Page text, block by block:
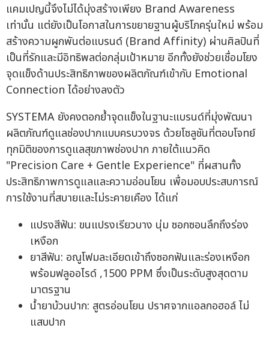
แคมเปญนี้จึงไม่ได้มุ่งสร้างเพียง Brand Awareness
เท่านั้น แต่ยังเป็นโอกาสในการขยายฐานผู้บริโภครุ่นใหม่ พร้อม
สร้างความผูกพันต่อแบรนด์ (Brand Affinity) ผ่านศิลปินที่
เป็นที่รักและมีอิทธิพลต่อกลุ่มเป้าหมาย อีกทั้งยังช่วยเชื่อมโยง
จุดแข็งด้านประสิทธิภาพของผลิตภัณฑ์เข้ากับ Emotional
Connection ได้อย่างลงตัว
SYSTEMA ยังคงตอกย้ำจุดแข็งในฐานะแบรนด์ที่มุ่งพัฒนา
ผลิตภัณฑ์ดูแลช่องปากแบบครบวงจร ด้วยโซลูชันที่ตอบโจทย์
ทุกมิติของการดูแลสุขภาพช่องปาก ภายใต้แนวคิด
"Precision Care + Gentle Experience" ที่ผสานทั้ง
ประสิทธิภาพการดูแลและความอ่อนโยน เพื่อมอบประสบการณ์
การใช้งานที่สบายและไม่ระคายเคือง ได้แก่
แปรงสีฟัน: ขนแปรงเรียวบาง นุ่ม ซอกซอนลึกถึงร่อง
เหงือก
ยาสีฟัน: อณูโฟมละเอียดเข้าถึงซอกฟันและร่องเหงือก
พร้อมฟลูออไรด์ ,1500 PPM ซึ่งเป็นระดับสูงสุดตาม
มาตรฐาน
น้ำยาบ้วนปาก: สูตรอ่อนโยน ปราศจากแอลกอฮอล์ ไม่
แสบปาก